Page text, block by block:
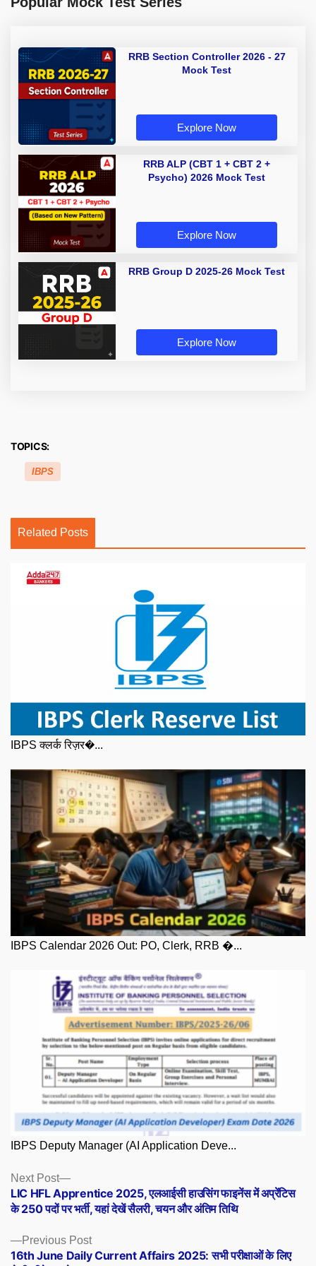
RRB Section Controller 2026 - 27
Mock Test
Explore Now
RRB ALP (CBT 1 + CBT 2 +
Psycho) 2026 Mock Test
Explore Now
RRB Group D 2025-26 Mock Test
Explore Now
TOPICS:
IBPS
Related Posts
IBPS क्लर्क रिज़र�...
IBPS Calendar 2026 Out: PO, Clerk, RRB �...
IBPS Deputy Manager (AI Application Deve...
Posts
navigation
Previous PostPrevious
post:
16th June Daily Current Affairs 2025: सभी परीक्षाओं के लिए
Next Post
Next
post:
LIC HFL Apprentice 2025, एलआईसी हाउसिंग फाइनेंस में अप्रेंटिस
के 250 पदों पर भर्ती, यहां देखें सैलरी, चयन और अंतिम तिथि